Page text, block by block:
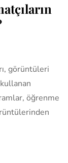
görüntüleri
öğrenme